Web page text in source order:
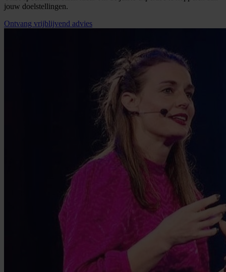
jouw doelstellingen.
Ontvang vrijblijvend advies